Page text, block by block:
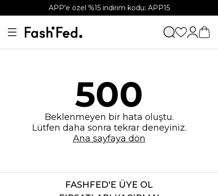
APP'e özel %15 indirim kodu: APP15
500
Beklenmeyen bir hata oluştu.
Lütfen daha sonra tekrar deneyiniz.
Ana sayfaya dön
FASHFED'E ÜYE OL